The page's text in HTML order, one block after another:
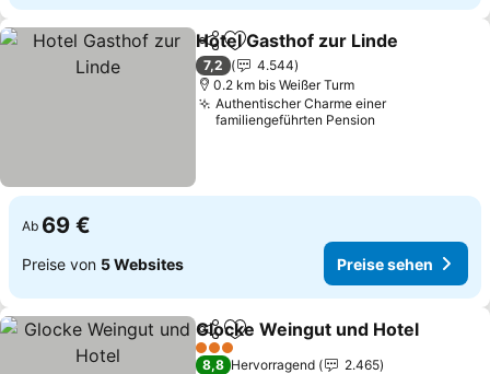
TeilenZu Favoriten hinzufügen
Hotel Gasthof zur Linde
7,2
4.544
0.2 km bis Weißer Turm
Authentischer Charme einer
familiengeführten Pension
Ab 69 €
Preise von 5 Websites Preise sehen
TeilenZu Favoriten hinzufügen
Glocke Weingut und Hotel
3 Sterne
8,8 Hervorragend
2.465